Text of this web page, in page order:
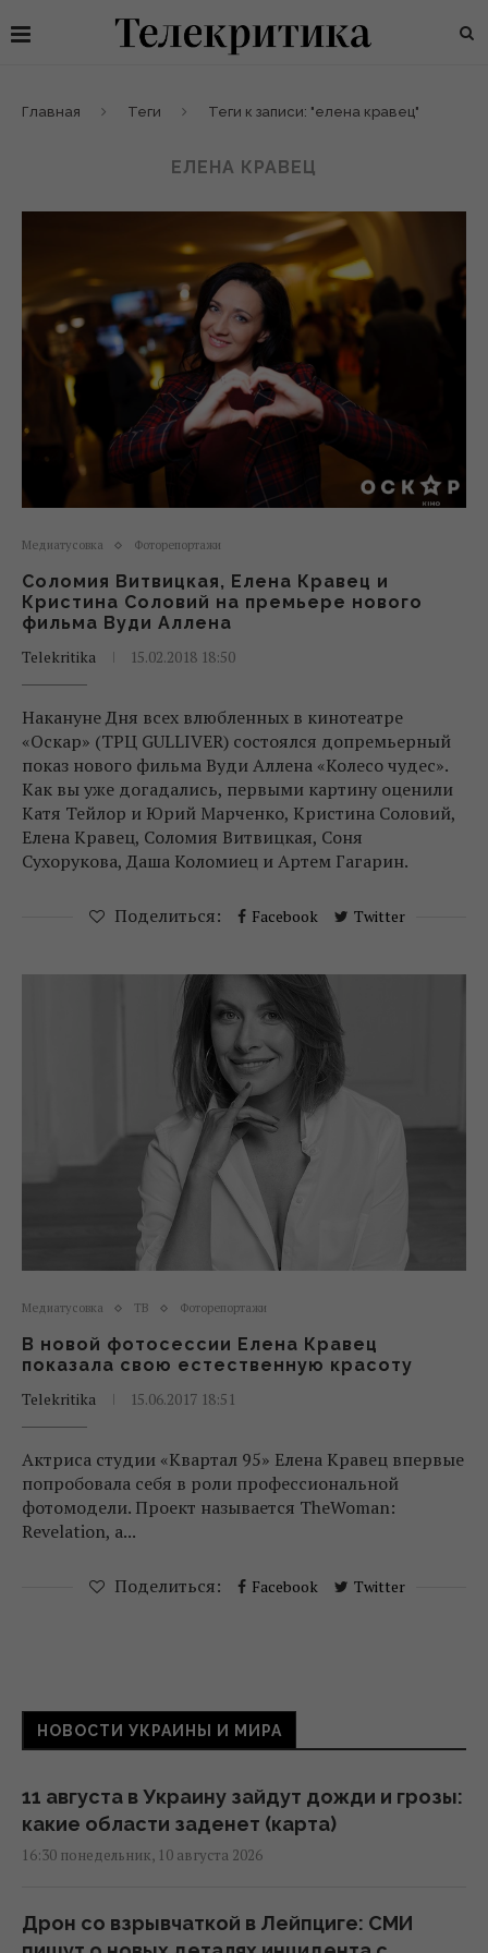
Главная Теги Теги к записи: "елена кравец"
ЕЛЕНА КРАВЕЦ
Медиатусовка Фоторепортажи
Соломия Витвицкая, Елена Кравец и
Кристина Соловий на премьере нового
фильма Вуди Аллена
Telekritika
15.02.2018 18:50
Накануне Дня всех влюбленных в кинотеатре
«Оскар» (ТРЦ GULLIVER) состоялся допремьерный
показ нового фильма Вуди Аллена «Колесо чудес».
Как вы уже догадались, первыми картину оценили
Катя Тейлор и Юрий Марченко, Кристина Соловий,
Елена Кравец, Соломия Витвицкая, Соня
Сухорукова, Даша Коломиец и Артем Гагарин.
Поделиться: Facebook Twitter
Медиатусовка ТВ Фоторепортажи
В новой фотосессии Елена Кравец
показала свою естественную красоту
Telekritika
15.06.2017 18:51
Актриса студии «Квартал 95» Елена Кравец впервые
попробовала себя в роли профессиональной
фотомодели. Проект называется TheWoman:
Revelation, а...
Поделиться: Facebook Twitter
НОВОСТИ УКРАИНЫ И МИРА
11 августа в Украину зайдут дожди и грозы:
какие области заденет (карта)
16:30 понедельник, 10 августа 2026
Дрон со взрывчаткой в Лейпциге: СМИ